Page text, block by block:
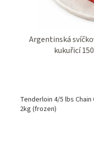
Argentinská
kukuřicí
Tenderloin 4/5 lbs
2kg (frozen)